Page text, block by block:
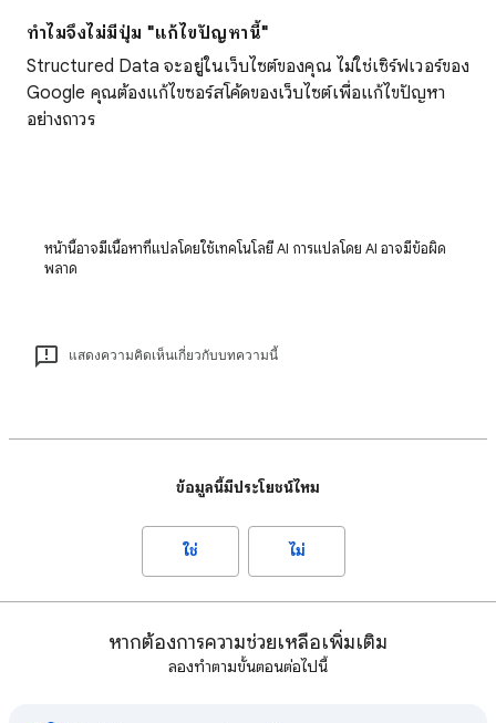
ทำไมจึงไม่มีปุ่ม "แก้ไขปัญหานี้"
Structured Data จะอยู่ในเว็บไซต์ของคุณ ไม่ใช่เซิร์ฟเวอร์ของ
Google คุณต้องแก้ไขซอร์สโค้ดของเว็บไซต์เพื่อแก้ไขปัญหา
อย่างถาวร
หน้านี้อาจมีเนื้อหาที่แปลโดยใช้เทคโนโลยี AI การแปลโดย AI อาจมีข้อผิด
พลาด
แสดงความคิดเห็นเกี่ยวกับบทความนี้
ข้อมูลนี้มีประโยชน์ไหม
ใช่ ไม่
หากต้องการความช่วยเหลือเพิ่มเติม
ลองทำตามขั้นตอนต่อไปนี้